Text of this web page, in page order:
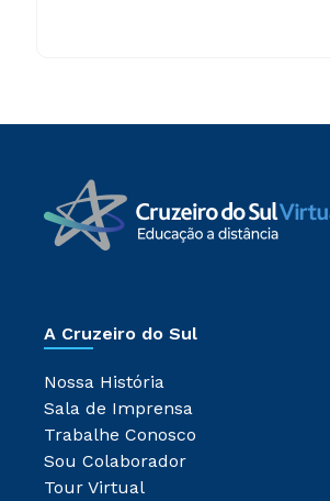
A Cruzeiro do Sul
Nossa História
Sala de Imprensa
Trabalhe Conosco
Sou Colaborador
Tour Virtual